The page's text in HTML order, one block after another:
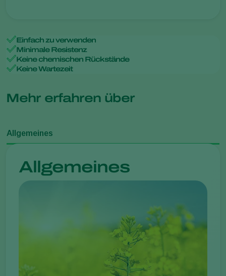
Einfach zu verwenden
Minimale Resistenz
Keine chemischen Rückstände
Keine Wartezeit
Mehr erfahren über
Allgemeines
Allgemeines